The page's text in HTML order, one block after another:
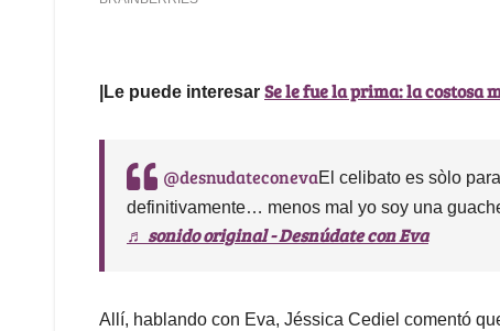
|Le puede interesar Se le fue la prima: la costosa
@desnudateconevaEl celibato es sòlo
definitivamente… menos mal yo soy una
♬ sonido original - Desnúdate con Eva
Allí, hablando con Eva, Jéssica Cediel comentó